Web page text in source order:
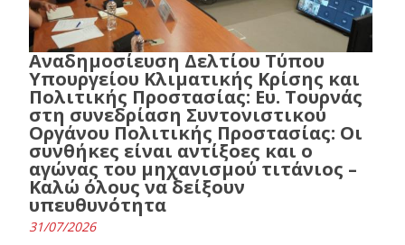
Αναδημοσίευση Δελτίου Τύπου
Υπουργείου Κλιματικής Κρίσης και
Πολιτικής Προστασίας: Ευ. Τουρνάς
στη συνεδρίαση Συντονιστικού
Οργάνου Πολιτικής Προστασίας: Οι
συνθήκες είναι αντίξοες και ο
αγώνας του μηχανισμού τιτάνιος –
Καλώ όλους να δείξουν
υπευθυνότητα
31/07/2026